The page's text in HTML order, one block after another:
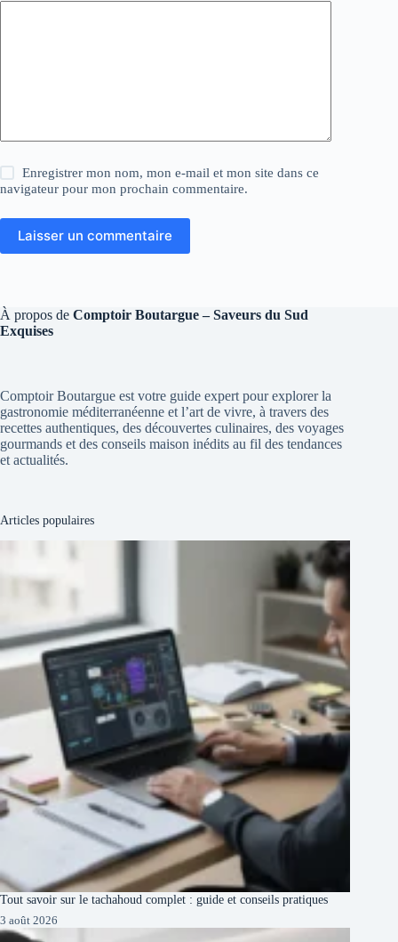
Enregistrer mon nom, mon e-mail et mon site dans ce
navigateur pour mon prochain commentaire.
Laisser un commentaire
À propos de Comptoir Boutargue – Saveurs du Sud
Exquises
Comptoir Boutargue est votre guide expert pour explorer la
gastronomie méditerranéenne et l’art de vivre, à travers des
recettes authentiques, des découvertes culinaires, des voyages
gourmands et des conseils maison inédits au fil des tendances
et actualités.
Articles populaires
Tout savoir sur le tachahoud complet : guide et conseils pratiques
3 août 2026